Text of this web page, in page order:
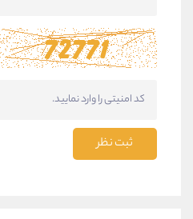
ثبت نظر